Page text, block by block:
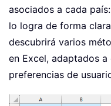
asociados a cada
lo logra de forma
descubrirá varios
en Excel, adaptados
preferencias de